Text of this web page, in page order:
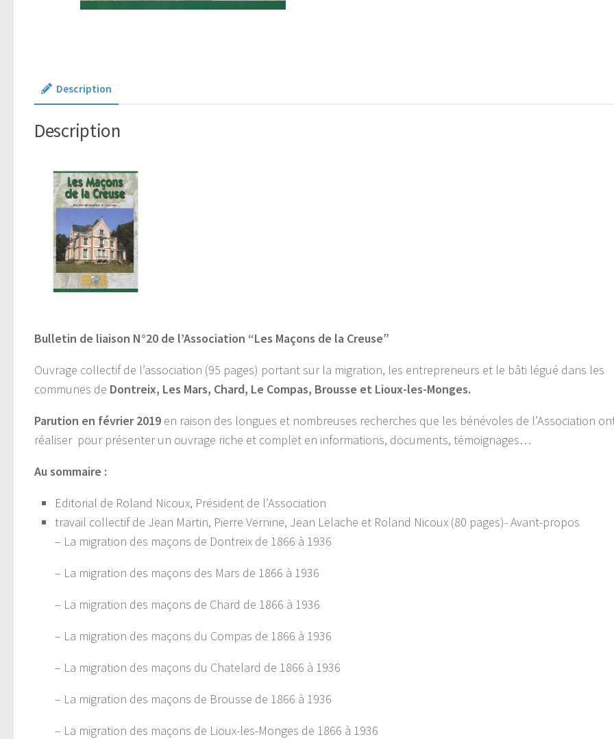
Description
Description
Bulletin de liaison N°20 de l’Association “Les Maçons de la Creuse”
Ouvrage collectif de l’association (95 pages) portant sur la migration, les entrepreneurs et le bâti légué dans les
communes de Dontreix, Les Mars, Chard, Le Compas, Brousse et Lioux-les-Monges.
Parution en février 2019 en raison des longues et nombreuses recherches que les bénévoles de l’Association
réaliser pour présenter un ouvrage riche et complet en informations, documents, témoignages…
Au sommaire :
Editorial de Roland Nicoux, Président de l’Association
travail collectif de Jean Martin, Pierre Vernine, Jean Lelache et Roland Nicoux (80 pages)- Avant-propos
– La migration des maçons de Dontreix de 1866 à 1936
– La migration des maçons des Mars de 1866 à 1936
– La migration des maçons de Chard de 1866 à 1936
– La migration des maçons du Compas de 1866 à 1936
– La migration des maçons du Chatelard de 1866 à 1936
– La migration des maçons de Brousse de 1866 à 1936
– La migration des maçons de Lioux-les-Monges de 1866 à 1936